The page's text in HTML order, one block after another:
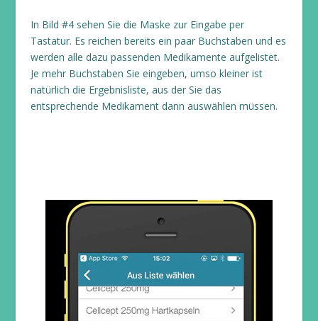
In Bild #4 sehen Sie die Maske zur Eingabe per
Tastatur. Es reichen bereits ein paar Buchstaben und es
werden alle dazu passenden Medikamente aufgelistet.
Je mehr Buchstaben Sie eingeben, umso kleiner ist
natürlich die Ergebnisliste, aus der Sie das
entsprechende Medikament dann auswählen müssen.